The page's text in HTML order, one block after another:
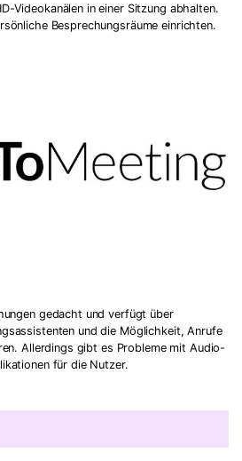
Videokanälen in einer Sitzung abhalten.
Besprechungsräume einrichten.
gedacht und verfügt über
und die Möglichkeit, Anrufe
Allerdings gibt es Probleme mit Audio-
für die Nutzer.
Try It Now